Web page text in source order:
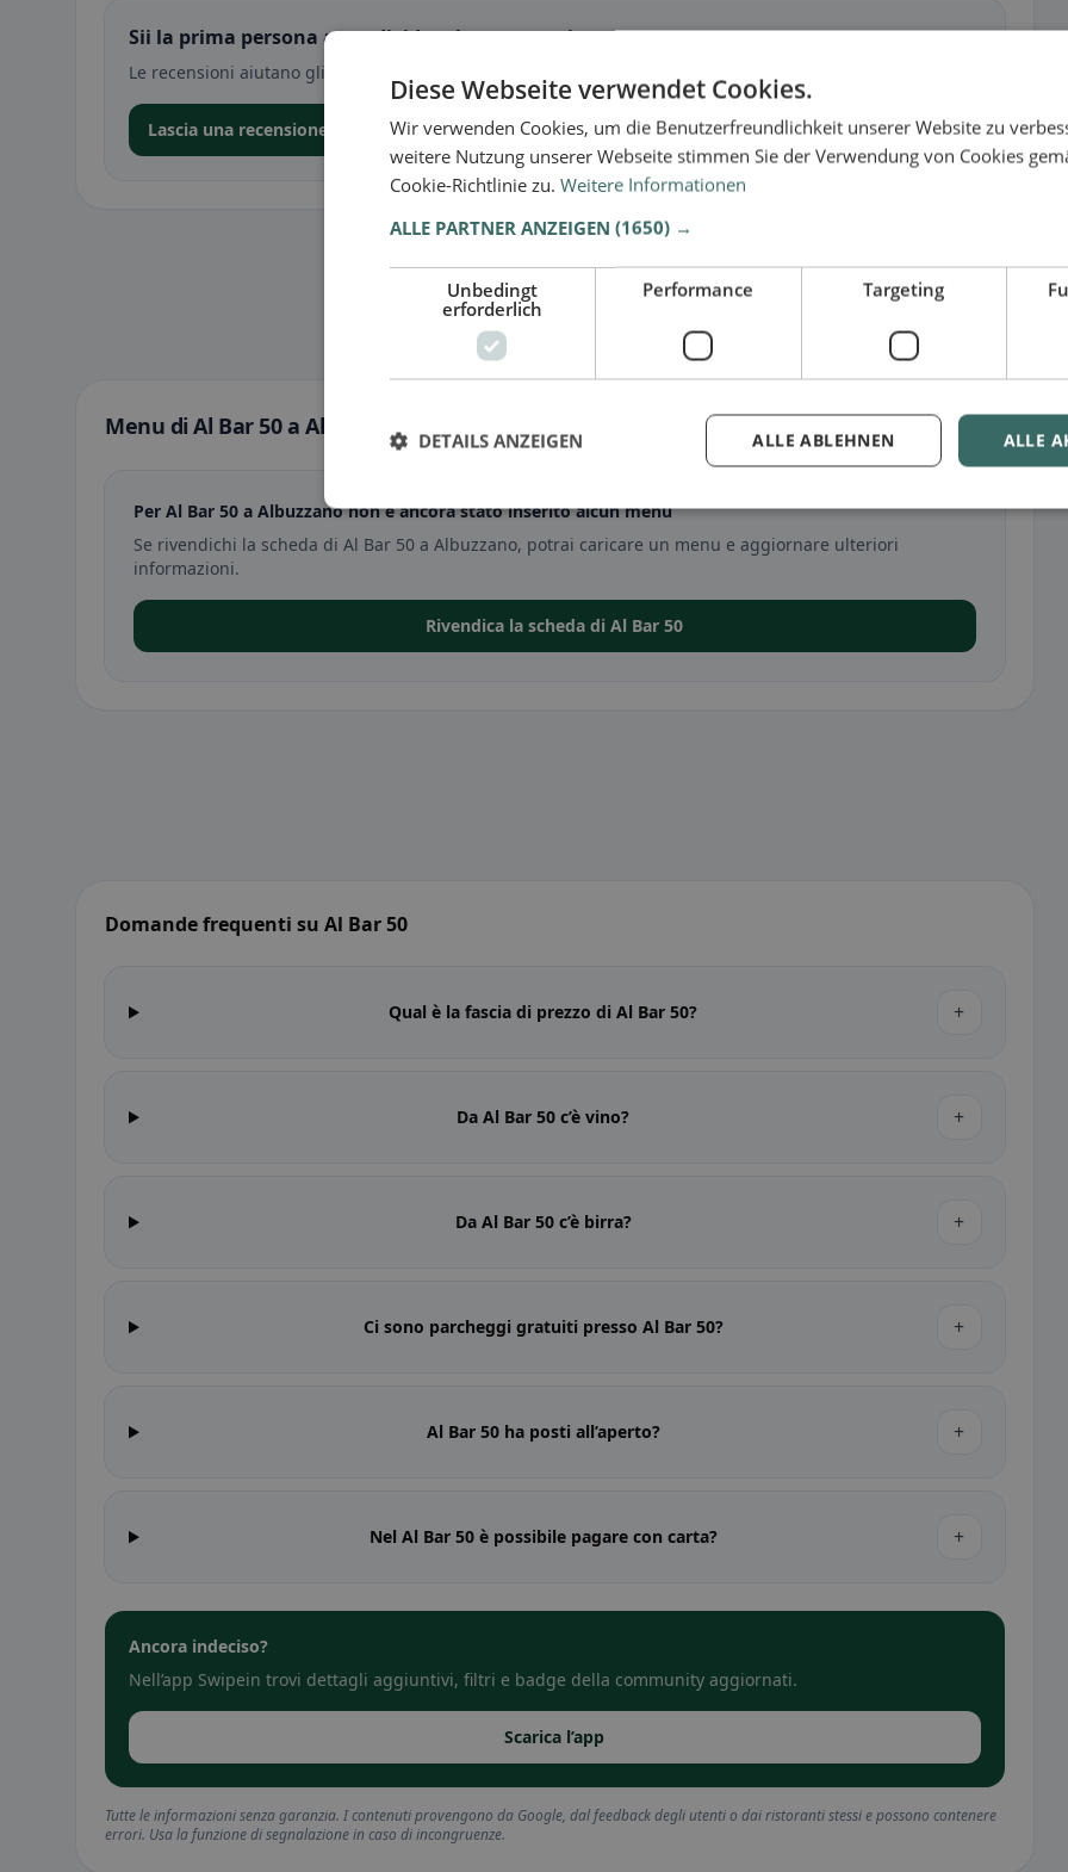
Sii la prima persona a condividere la tua esperienza
Le recensioni aiutano gli altri a decidere — soprattutto per senza glutine, vegano, vegetariano o halal.
Lascia una recensione nell’app
Menu di Al Bar 50 a Albuzzano
Per Al Bar 50 a Albuzzano non è ancora stato inserito alcun menu
Se rivendichi la scheda di Al Bar 50 a Albuzzano, potrai caricare un menu e aggiornare ulteriori
informazioni.
Rivendica la scheda di Al Bar 50
Domande frequenti su Al Bar 50
Qual è la fascia di prezzo di Al Bar 50? +
Da Al Bar 50 c’è vino? +
Da Al Bar 50 c’è birra? +
Ci sono parcheggi gratuiti presso Al Bar 50? +
Al Bar 50 ha posti all’aperto? +
Nel Al Bar 50 è possibile pagare con carta? +
Ancora indeciso?
Nell’app Swipein trovi dettagli aggiuntivi, filtri e badge della community aggiornati.
Scarica l’app
Tutte le informazioni senza garanzia. I contenuti provengono da Google, dal feedback degli utenti o dai ristoranti stessi e possono contenere
errori. Usa la funzione di segnalazione in caso di incongruenze.
Diese Webseite verwendet Cookies.
Wir verwenden Cookies, um die Benutzerfreundlichkeit unserer Website zu
weitere Nutzung unserer Webseite stimmen Sie der Verwendung von Cookies
Cookie-Richtlinie zu. Weitere Informationen
ALLE PARTNER ANZEIGEN (1650) →
Unbedingt
erforderlich
Performance Targeting
ALLE
ALLE ABLEHNEN
DETAILS ANZEIGEN